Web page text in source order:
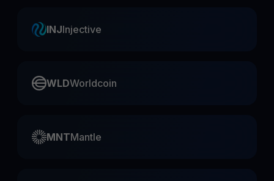
INJInjective
WLDWorldcoin
MNTMantle